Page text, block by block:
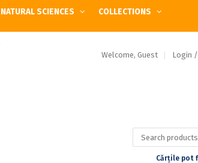
NATURAL SCIENCES COLLECTIONS
Welcome, Guest Login
Search
for:
Cărțile pot